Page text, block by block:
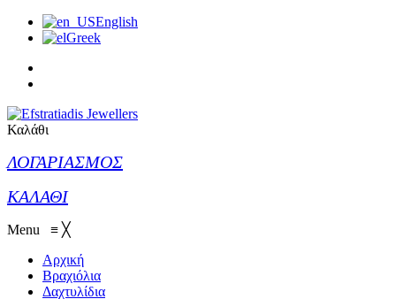
English
Greek
Καλάθι
ΛΟΓΑΡΙΑΣΜΟΣ
ΚΑΛΑΘΙ
Menu ≡ ╳
Αρχική
Βραχιόλια
Δαχτυλίδια